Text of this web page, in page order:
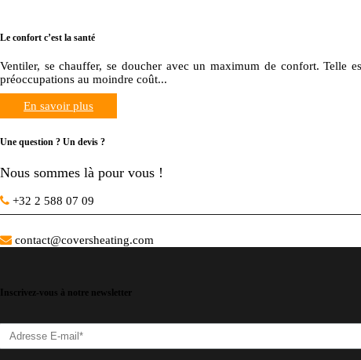
Le confort c’est la santé
Ventiler, se chauffer, se doucher avec un maximum de confort. Telle
préoccupations au moindre coût...
En savoir plus
Une question ? Un devis ?
Nous sommes là pour vous !
+32 2 588 07 09
contact@coversheating.com
Inscrivez-vous à notre newsletter